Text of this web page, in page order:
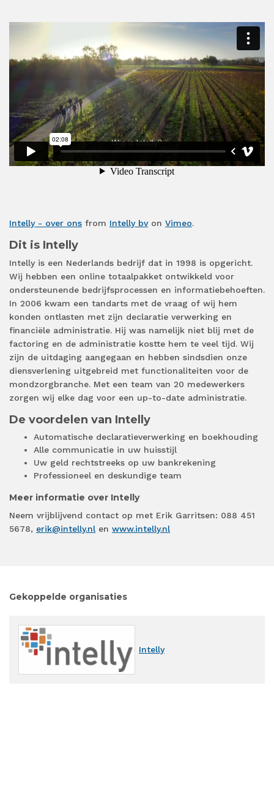
Intelly - over ons from Intelly bvon Vimeo.
Dit is Intelly
Intelly is een Nederlands bedrijf dat in 1998 is opgericht.
Wij hebben een online totaalpakket ontwikkeld voor
ondersteunende bedrijfsprocessen en informatiebehoeften.
In 2006 kwam een tandarts met de vraag of wij hem
konden ontlasten met zijn declaratie verwerking en
financiële administratie. Hij was namelijk niet blij met de
factoring en de administratie kostte hem te veel tijd. Wij
zijn de uitdaging aangegaan en hebben sindsdien onze
diensverlening uitgebreid met functionaliteiten voor de
mondzorgbranche. Met een team van 20 medewerkers
zorgen wij elke dag voor een up-to-date administratie.
De voordelen van Intelly
Automatische declaratieverwerking en boekhouding
Alle communicatie in uw huisstijl
Uw geld rechtstreeks op uw bankrekening
Professioneel en deskundige team
Meer informatie over Intelly
Neem vrijblijvend contact op met Erik Garritsen: 088 451
5678, erik@intelly.nl en www.intelly.nl
Gekoppelde organisaties
Intelly